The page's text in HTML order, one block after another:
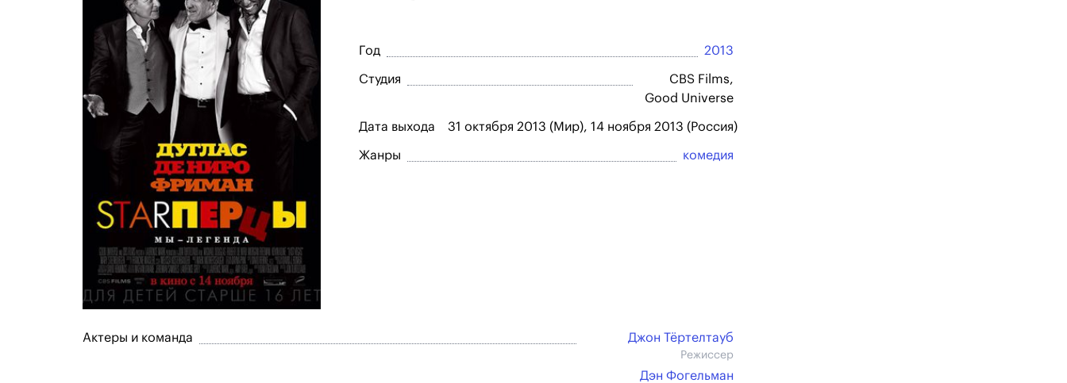
Год 2013
Студия
CBS Films,
Good Universe
Дата выхода 31 октября 2013 (Мир), 14 ноября 2013 (Россия)
Жанры комедия
Актеры и команда Джон Тёртелтауб
Режиссер
Дэн Фогельман